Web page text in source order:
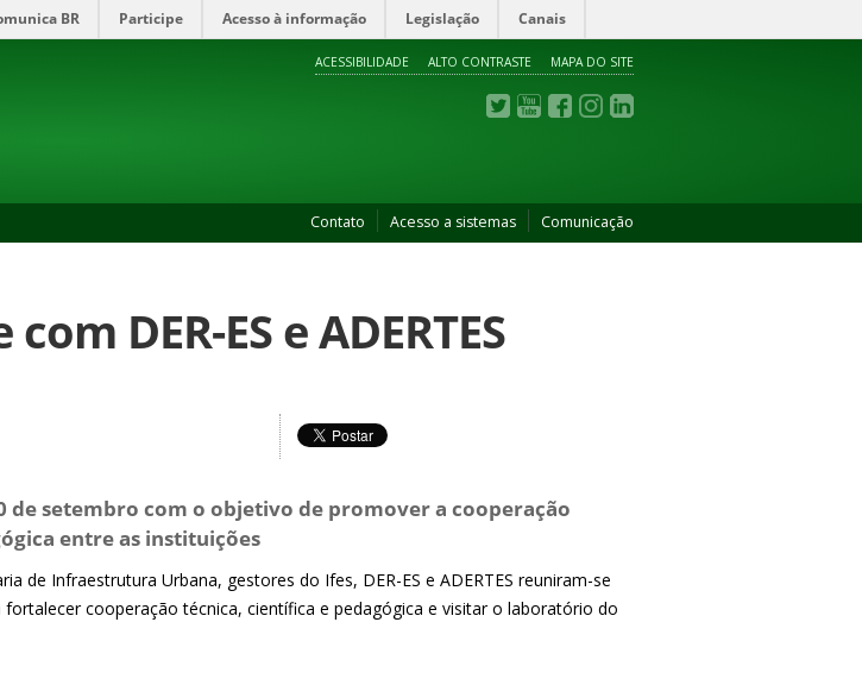
BR Participe Acesso à informação Legislação Canais
ACESSIBILIDADE ALTO CONTRASTE MAPA DO SITE
Contato Acesso a sistemas Comunicação
DER-ES e ADERTES
de setembro com o objetivo de promover a cooperação
entre as instituições
de Infraestrutura Urbana, gestores do Ifes, DER-ES e ADERTES reuniram-se
cooperação técnica, científica e pedagógica e visitar o laboratório do